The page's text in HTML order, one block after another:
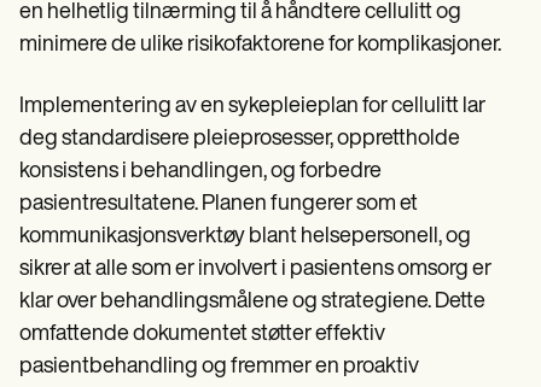
en helhetlig tilnærming til å håndtere cellulitt og
minimere de ulike risikofaktorene for komplikasjoner.
Implementering av en sykepleieplan for cellulitt lar
deg standardisere pleieprosesser, opprettholde
konsistens i behandlingen, og forbedre
pasientresultatene. Planen fungerer som et
kommunikasjonsverktøy blant helsepersonell, og
sikrer at alle som er involvert i pasientens omsorg er
klar over behandlingsmålene og strategiene. Dette
omfattende dokumentet støtter effektiv
pasientbehandling og fremmer en proaktiv